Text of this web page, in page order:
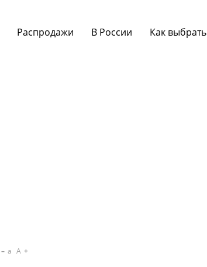
Распродажи В России Как выбрать
a A